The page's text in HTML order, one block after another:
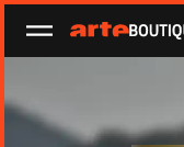
Ouvrir le menu